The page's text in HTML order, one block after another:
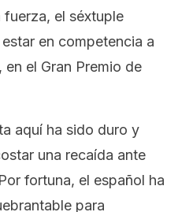
el séxtuple
en competencia a
el Gran Premio de
aquí ha sido duro y
una recaída ante
fortuna, el español ha
para